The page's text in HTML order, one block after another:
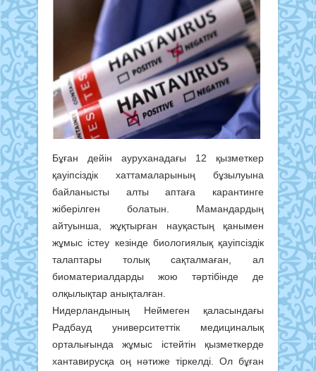
Бұған дейін ауруханадағы 12 қызметкер
қауіпсіздік хаттамаларының бұзылуына
байланысты алты аптаға карантинге
жіберілген болатын. Мамандардың
айтуынша, жұқтырған науқастың қанымен
жұмыс істеу кезінде биологиялық қауіпсіздік
талаптары толық сақталмаған, ал
биоматериалдарды жою тәртібінде де
олқылықтар анықталған.
Нидерландының Неймеген қаласындағы
Радбауд университеттік медициналық
орталығында жұмыс істейтін қызметкерде
хантавирусқа оң нәтиже тіркелді. Ол бұған